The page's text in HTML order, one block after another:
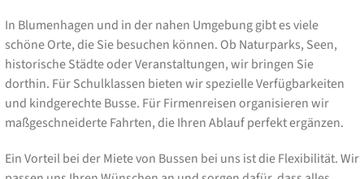
In Blumenhagen und in der nahen Umgebung gibt es viele
schöne Orte, die Sie besuchen können. Ob Naturparks, Seen,
historische Städte oder Veranstaltungen, wir bringen Sie
dorthin. Für Schulklassen bieten wir spezielle Verfügbarkeiten
und kindgerechte Busse. Für Firmenreisen organisieren wir
maßgeschneiderte Fahrten, die Ihren Ablauf perfekt ergänzen.
Ein Vorteil bei der Miete von Bussen bei uns ist die Flexibilität. Wir